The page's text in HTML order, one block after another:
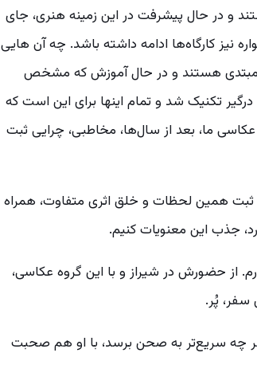
و در حال پیشرفت در این زمینه هنری، جای
نیز کارگاه‌ها ادامه داشته باشد. چه آن هایی
مبتدی هستند و در حال آموزش که مشخص
تکنیک شد و تمام اینها برای این است که
عکاسی ما، بعد از سال‌ها، مخاطبی، چرایی ثبت
ثبت همین لحظات و خلق اثری متفاوت، همراه
جذب این معنویات کنیم.
از حضورش در شیراز و با این گروه عکاسی،
پُر.
هر چه سریع‌تر به صحن برسد، با او هم صحبت